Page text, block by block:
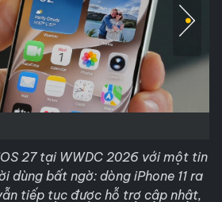
27 tại WWDC 2026 với một tin
dùng bất ngờ: dòng iPhone 11 ra
tiếp tục được hỗ trợ cập nhật,